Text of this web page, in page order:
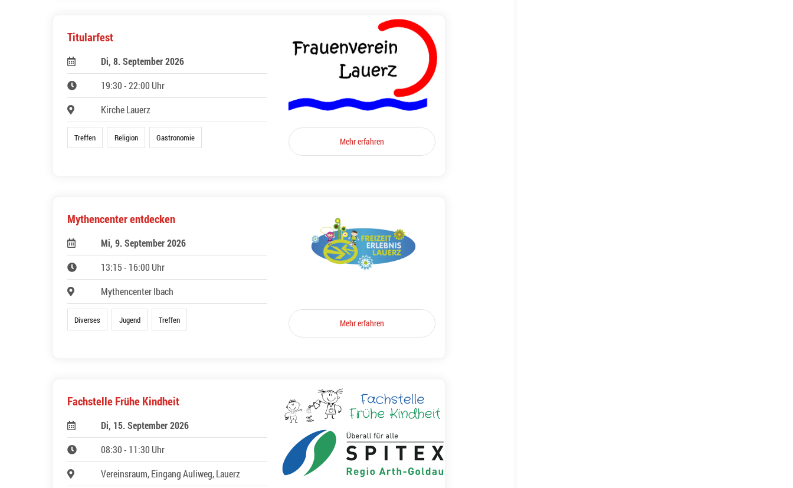
Titularfest
Di, 8. September 2026
19:30 - 22:00 Uhr
Kirche Lauerz
Treffen Religion Gastronomie Mehr erfahren
Mythencenter entdecken
Mi, 9. September 2026
13:15 - 16:00 Uhr
Mythencenter Ibach
Diverses Jugend Treffen Mehr erfahren
Fachstelle Frühe Kindheit
Di, 15. September 2026
08:30 - 11:30 Uhr
Vereinsraum, Eingang Auliweg, Lauerz